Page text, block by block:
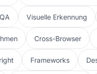
Visuelle Erkennung
Cross-Browser
Frameworks